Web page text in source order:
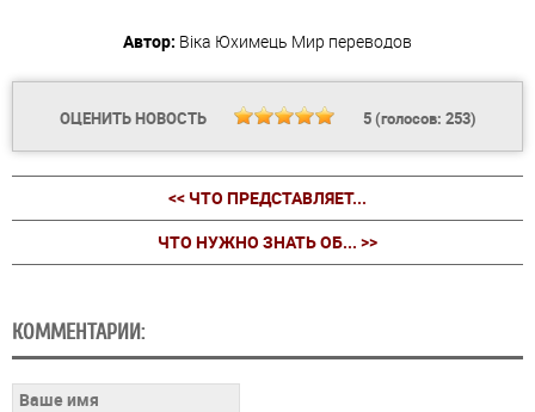
Автор: Віка Юхимець Мир переводов
ОЦЕНИТЬ НОВОСТЬ 5(голосов: 253)
<< ЧТО ПРЕДСТАВЛЯЕТ...
ЧТО НУЖНО ЗНАТЬ ОБ... >>
КОММЕНТАРИИ: